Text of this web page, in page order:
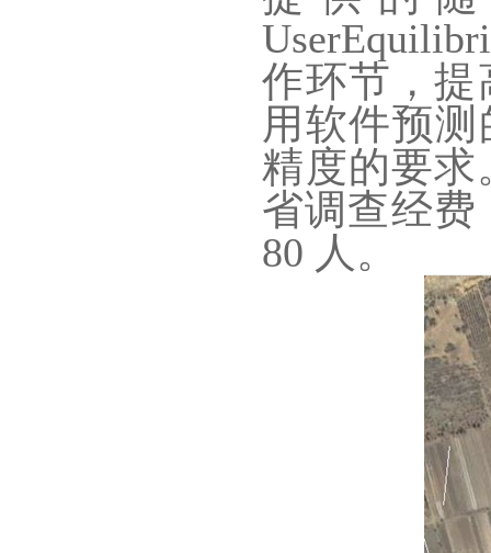
作环节，提
用软件预
精度的要求
省调查经费
80 人。